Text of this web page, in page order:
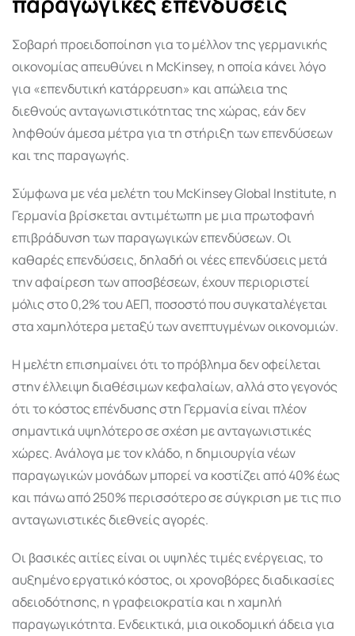
Σοβαρή προειδοποίηση για το μέλλον της γερμανικής
οικονομίας απευθύνει η McKinsey, η οποία κάνει λόγο
για «επενδυτική κατάρρευση» και απώλεια της
διεθνούς ανταγωνιστικότητας της χώρας, εάν δεν
ληφθούν άμεσα μέτρα για τη στήριξη των επενδύσεων
και της παραγωγής.
Σύμφωνα με νέα μελέτη του McKinsey Global Institute, η
Γερμανία βρίσκεται αντιμέτωπη με μια πρωτοφανή
επιβράδυνση των παραγωγικών επενδύσεων. Οι
καθαρές επενδύσεις, δηλαδή οι νέες επενδύσεις μετά
την αφαίρεση των αποσβέσεων, έχουν περιοριστεί
μόλις στο 0,2% του ΑΕΠ, ποσοστό που συγκαταλέγεται
στα χαμηλότερα μεταξύ των ανεπτυγμένων οικονομιών.
Η μελέτη επισημαίνει ότι το πρόβλημα δεν οφείλεται
στην έλλειψη διαθέσιμων κεφαλαίων, αλλά στο γεγονός
ότι το κόστος επένδυσης στη Γερμανία είναι πλέον
σημαντικά υψηλότερο σε σχέση με ανταγωνιστικές
χώρες. Ανάλογα με τον κλάδο, η δημιουργία νέων
παραγωγικών μονάδων μπορεί να κοστίζει από 40% έως
και πάνω από 250% περισσότερο σε σύγκριση με τις πιο
ανταγωνιστικές διεθνείς αγορές.
Οι βασικές αιτίες είναι οι υψηλές τιμές ενέργειας, το
αυξημένο εργατικό κόστος, οι χρονοβόρες διαδικασίες
αδειοδότησης, η γραφειοκρατία και η χαμηλή
παραγωγικότητα. Ενδεικτικά, μια οικοδομική άδεια για